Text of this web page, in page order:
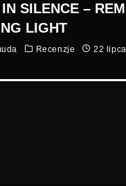
SILENCE –
LIGHT
Recenzje 22